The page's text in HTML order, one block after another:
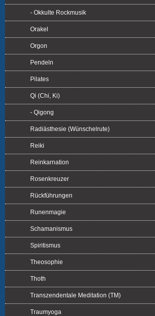
- Okkulte Rockmusik
Orakel
Orgon
Pendeln
Pilates
Qi (Chi, Ki)
- Qigong
Radiästhesie (Wünschelrute)
Reiki
Reinkarnation
Rosenkreuzer
Rückführungen
Runenmagie
Schamanismus
Spiritismus
Theosophie
Thoth
Transzendentale Meditation (TM)
Traumyoga